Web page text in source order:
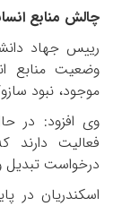
چالش منابع
رییس جهاد
وضعیت منابع
موجود، نبود
وی افزود: در
فعالیت دارند
درخواست تبدیل
اسکندریان در